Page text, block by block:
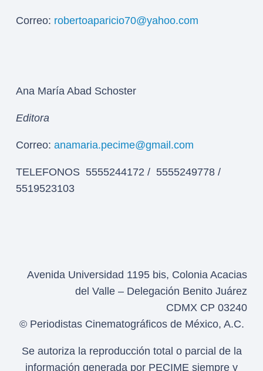
Correo: robertoaparicio70@yahoo.com
Ana María Abad Schoster
Editora
Correo: anamaria.pecime@gmail.com
TELEFONOS 5555244172 / 5555249778 /
5519523103
Avenida Universidad 1195 bis, Colonia Acacias
del Valle – Delegación Benito Juárez
CDMX CP 03240
© Periodistas Cinematográficos de México, A.C.
Se autoriza la reproducción total o parcial de la
información generada por PECIME siempre y